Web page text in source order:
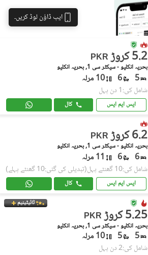
ایپ ڈاؤن لوڈ کریں۔
PKR 5.2 کروڑ
بحریہ انکلیو - سیکٹر سی 1, بحریہ انکلیو
5
6 10 مرلہ
شامل کی:1 دن پہل
ایس ایم ایس کال
PKR 6.2 کروڑ
بحریہ انکلیو - سیکٹر سی 1, بحریہ انکلیو
6
6 11 مرلہ
شامل کی:10 گھنٹے پہل (تبدیلی کی گئی:10 گھنٹے پہلے)
ایس ایم ایس کال
ٹائیٹینیم
PKR 5.25 کروڑ
بحریہ انکلیو - سیکٹر سی 1, بحریہ انکلیو
5
5 10 مرلہ
شامل کی:2 دن پہل